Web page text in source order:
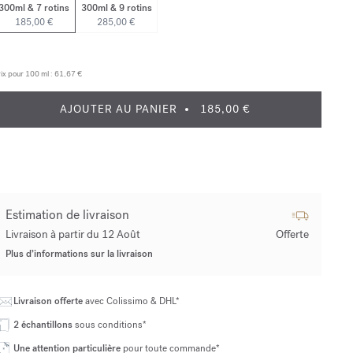
& 7 rotins
185,00 €
300ml & 9 rotins
285,00 €
pour 100 ml : 61,67 €
AJOUTER AU PANIER 185,00 €
Estimation de livraison
Livraison à partir du 12 Août Offerte
Plus d’informations sur la livraison
Livraison offerteavec Colissimo & DHL*
2 échantillonssous conditions*
Une attention particulière pour toute commande*